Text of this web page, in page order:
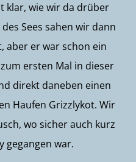
klar, wie wir da drüber
Sees sahen wir dann
aber er war schon ein
ersten Mal in dieser
direkt daneben einen
Haufen Grizzlykot. Wir
wo sicher auch kurz
gegangen war.